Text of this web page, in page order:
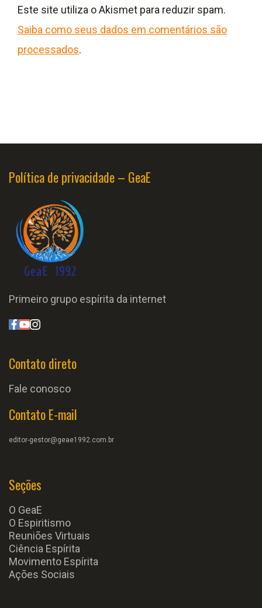
Este site utiliza o Akismet para reduzir spam.
Saiba como seus dados em comentários são
processados.
Política de privacidade – GeaE
Primeiro grupo espírita da internet
Contato direto
Fale conosco
Contato E-mail
editor-gestor@geae1992.com.br
Seções
O GeaE
O Espiritismo
Reuniões Virtuais
Ciência Espírita
Movimento Espírita
Ações Sociais